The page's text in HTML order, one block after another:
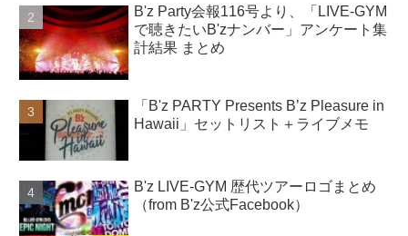
B'z Party会報116号より、「LIVE-GYM
で聴きたいB'zナンバー」アンケート集
計結果 まとめ
「B'z PARTY Presents B’z Pleasure in
Hawaii」セットリスト＋ライブメモ
B'z LIVE-GYM 歴代ツアーロゴまとめ
（from B'z公式Facebook）